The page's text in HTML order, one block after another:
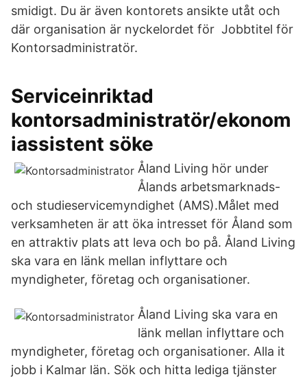
smidigt. Du är även kontorets ansikte utåt och
där organisation är nyckelordet för Jobbtitel för
Kontorsadministratör.
Serviceinriktad
kontorsadministratör/ekonom
iassistent söke
Åland Living hör under
Ålands arbetsmarknads-
och studieservicemyndighet (AMS).Målet med
verksamheten är att öka intresset för Åland som
en attraktiv plats att leva och bo på. Åland Living
ska vara en länk mellan inflyttare och
myndigheter, företag och organisationer.
Åland Living ska vara en
länk mellan inflyttare och
myndigheter, företag och organisationer. Alla it
jobb i Kalmar län. Sök och hitta lediga tjänster